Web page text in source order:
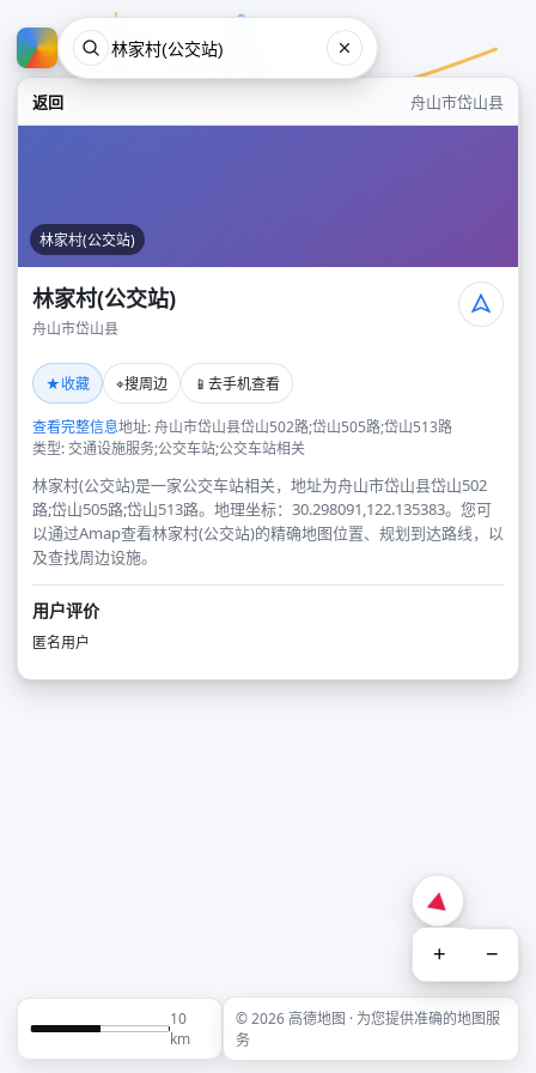
返回 舟山市岱山县
林家村(公交站)
林家村(公交站)
舟山市岱山县
★收藏 ⌖搜周边 📱 去手机查看
查看完整信息地址: 舟山市岱山县岱山502路;岱山505路;岱山513路
类型: 交通设施服务;公交车站;公交车站相关
林家村(公交站)是一家公交车站相关，地址为舟山市岱山县岱山502
路;岱山505路;岱山513路。地理坐标：30.298091,122.135383。您可
以通过Amap查看林家村(公交站)的精确地图位置、规划到达路线，以
及查找周边设施。
用户评价
匿名用户
+ −
10
km
© 2026 高德地图 · 为您提供准确的地图服
务